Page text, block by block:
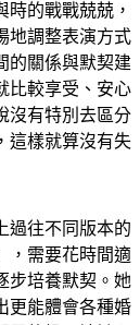
的戰戰兢兢，
地調整表演方式
的關係與默契建
比較享受、安心
沒有特別去區分
這樣就算沒有失
過往不同版本的
，需要花時間適
步培養默契。她
更能體會各種婚